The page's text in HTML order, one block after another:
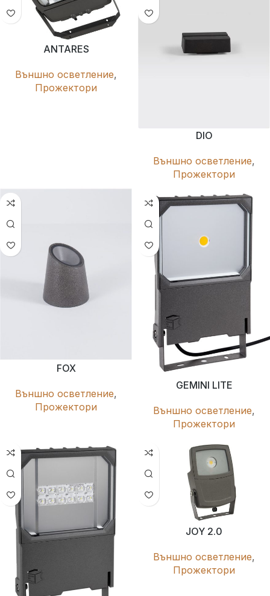
ANTARES
Външно осветление,
Прожектори
DIO
Външно осветление,
Прожектори
FOX
Външно осветление,
Прожектори
GEMINI LITE
Външно осветление,
Прожектори
JOY 2.0
Външно осветление,
Прожектори